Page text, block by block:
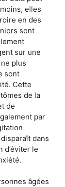
elles
en des
sont
sur une
plus
sont
Cette
de la
de
par
dans
d’éviter le
âgées